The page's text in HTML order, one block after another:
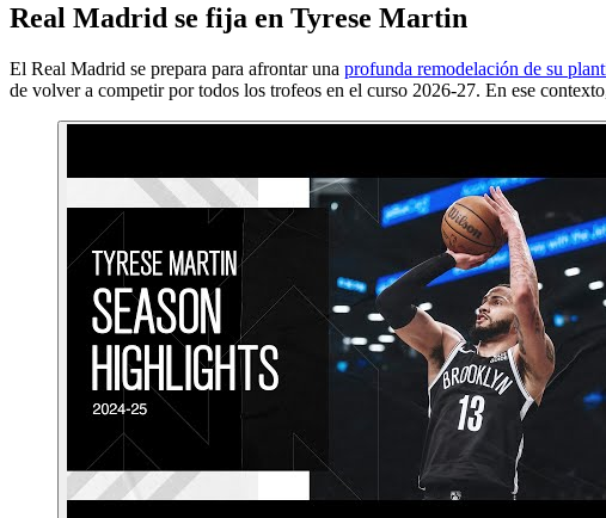
Real Madrid se fija en Tyrese Martin
El Real Madrid se prepara para afrontar una profunda remodelación de su
de volver a competir por todos los trofeos en el curso 2026-27. En ese